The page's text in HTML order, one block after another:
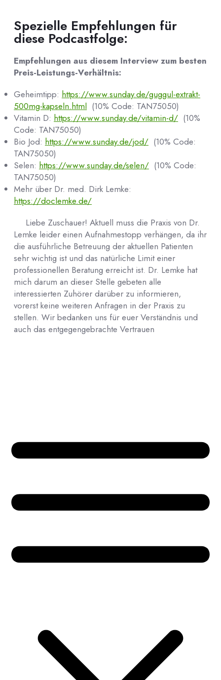
Spezielle Empfehlungen für
diese Podcastfolge:
Empfehlungen aus diesem Interview zum besten
Preis-Leistungs-Verhältnis:
Geheimtipp: https://www.sunday.de/guggul-extrakt-
500mg-kapseln.html (10% Code: TAN75050)
Vitamin D: https://www.sunday.de/vitamin-d/ (10%
Code: TAN75050)
Bio Jod: https://www.sunday.de/jod/ (10% Code:
TAN75050)
Selen: https://www.sunday.de/selen/ (10% Code:
TAN75050)
Mehr über Dr. med. Dirk Lemke:
https://doclemke.de/
Liebe Zuschauer! Aktuell muss die Praxis von Dr.
Lemke leider einen Aufnahmestopp verhängen, da ihr
die ausführliche Betreuung der aktuellen Patienten
sehr wichtig ist und das natürliche Limit einer
professionellen Beratung erreicht ist. Dr. Lemke hat
mich darum an dieser Stelle gebeten alle
interessierten Zuhörer darüber zu informieren,
vorerst keine weiteren Anfragen in der Praxis zu
stellen. Wir bedanken uns für euer Verständnis und
auch das entgegengebrachte Vertrauen